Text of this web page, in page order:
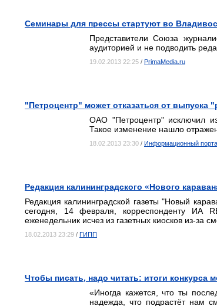
Семинары для прессы стартуют во
Представители Союза
аудиторией и не подводить
19.02.2013 22:25 / PrimaMedia.ru
"Петроцентр" может отказаться от выпуска
ОАО "Петроцентр" исключил
Такое изменение нашло
18.02.2013 23:30 / Информационный
Редакция калининградского «Нового
Редакция калининградской газеты "Новый
сегодня, 14 февраля, корреспонденту ИА
еженедельник исчез из газетных киосков из-за
18.02.2013 23:29 / ГИПП
Чтобы писать, надо читать: итоги конкурса
«Иногда кажется, что ты
надежда, что подрастёт нам